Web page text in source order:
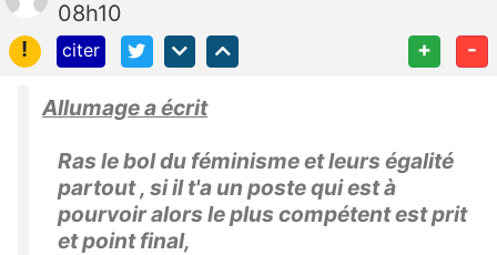
08h10
!
citer + -
Allumage a écrit
Ras le bol du féminisme et leurs égalité
partout , si il t'a un poste qui est à
pourvoir alors le plus compétent est prit
et point final,